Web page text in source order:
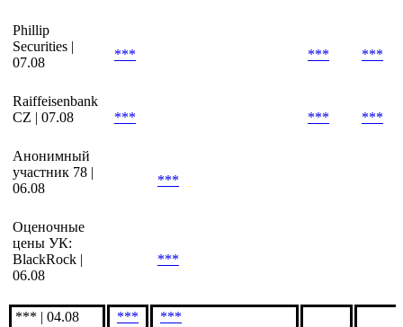
Phillip
Securities |
07.08
*** *** ***
Raiffeisenbank
CZ | 07.08
*** *** ***
Анонимный
участник 78 |
06.08
***
Оценочные
цены УК:
BlackRock |
06.08
***
*** | 04.08 ***
***